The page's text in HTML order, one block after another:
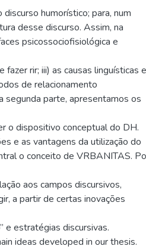
humorístico; para, num
desse discurso. Assim, na
psicossociofisiológica e
rir; iii) as causas linguísticas e
de relacionamento
segunda parte, apresentamos os
o dispositivo conceptual do DH.
e as vantagens da utilização do
o conceito de VRBANITAS.
aos campos discursivos,
a partir de certas inovações
e estratégias discursivas.
ideas developed in our thesis.